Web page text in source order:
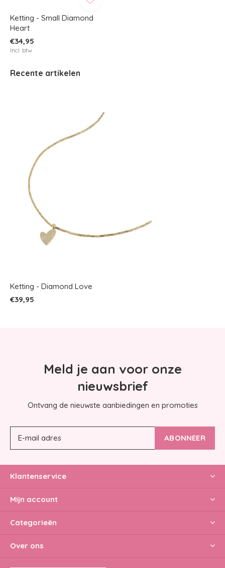
Ketting - Small Diamond
Heart
€34,95
Incl. btw
Recente artikelen
Ketting - Diamond Love
€39,95
Meld je aan voor onze
nieuwsbrief
Ontvang de nieuwste aanbiedingen en promoties
ABONNEER
Klantenservice
Mijn account
Categorieën
Over ons